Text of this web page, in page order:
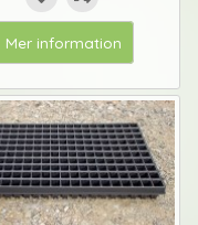
Mer information